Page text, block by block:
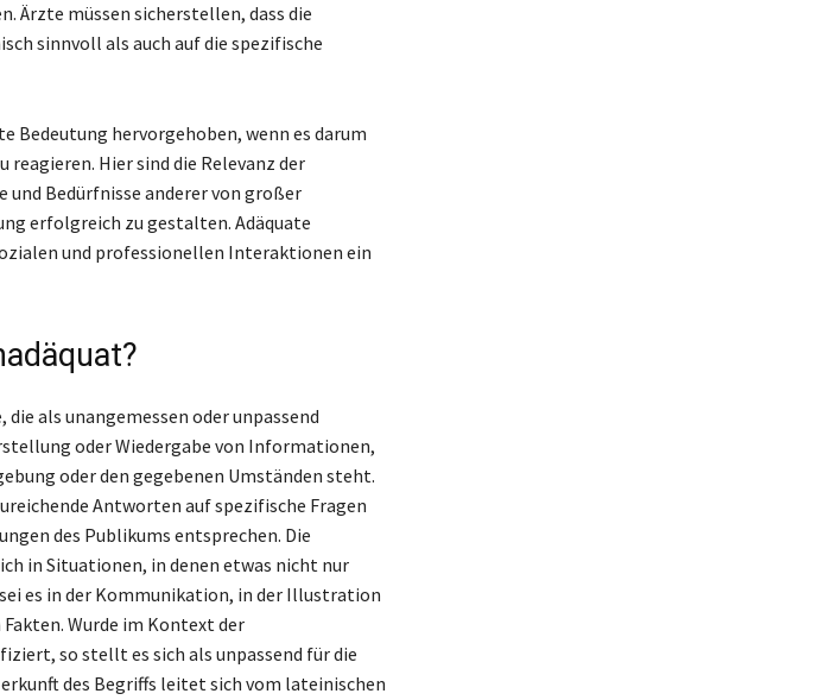
Ärzte müssen sicherstellen, dass die
sinnvoll als auch auf die spezifische
Bedeutung hervorgehoben, wenn es darum
Hier sind die Relevanz der
und Bedürfnisse anderer von großer
erfolgreich zu gestalten. Adäquate
und professionellen Interaktionen ein
als unangemessen oder unpassend
oder Wiedergabe von Informationen,
oder den gegebenen Umständen steht.
Antworten auf spezifische Fragen
des Publikums entsprechen. Die
in Situationen, in denen etwas nicht nur
es in der Kommunikation, in der Illustration
Wurde im Kontext der
so stellt es sich als unpassend für die
des Begriffs leitet sich vom lateinischen